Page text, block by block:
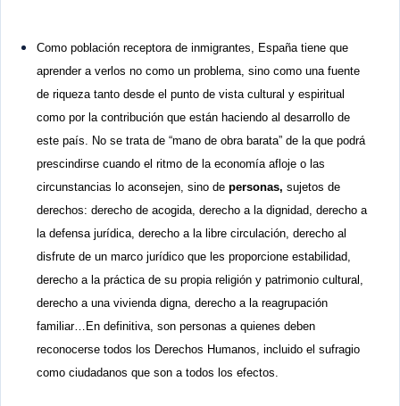
Como población receptora de inmigrantes, España tiene que
aprender a verlos no como un problema, sino como una fuente
de riqueza tanto desde el punto de vista cultural y espiritual
como por la contribución que están haciendo al desarrollo de
este país. No se trata de “mano de obra barata” de la que podrá
prescindirse cuando el ritmo de la economía afloje o las
circunstancias lo aconsejen, sino de personas, sujetos de
derechos: derecho de acogida, derecho a la dignidad, derecho a
la defensa jurídica, derecho a la libre circulación, derecho al
disfrute de un marco jurídico que les proporcione estabilidad,
derecho a la práctica de su propia religión y patrimonio cultural,
derecho a una vivienda digna, derecho a la reagrupación
familiar…En definitiva, son personas a quienes deben
reconocerse todos los Derechos Humanos, incluido el sufragio
como ciudadanos que son a todos los efectos.